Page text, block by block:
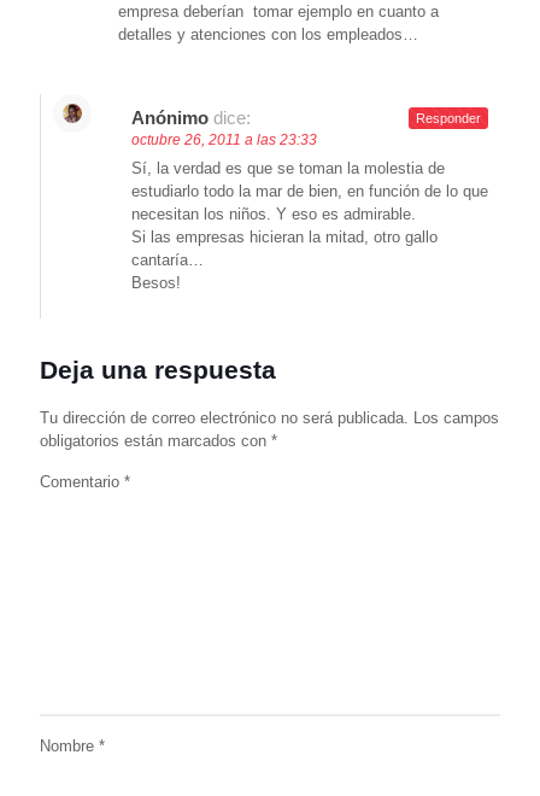
empresa deberían tomar ejemplo en cuanto a
detalles y atenciones con los empleados…
Anónimo dice:
octubre 26, 2011 a las 23:33
Sí, la verdad es que se toman la molestia de
estudiarlo todo la mar de bien, en función de lo que
necesitan los niños. Y eso es admirable.
Si las empresas hicieran la mitad, otro gallo
cantaría…
Besos!
Responder
Deja una respuesta
Tu dirección de correo electrónico no será publicada. Los campos
obligatorios están marcados con *
Comentario *
Nombre *